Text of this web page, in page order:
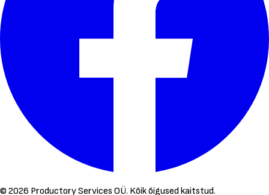
© 2026 Productory Services OÜ. Kõik õigused kaitstud.